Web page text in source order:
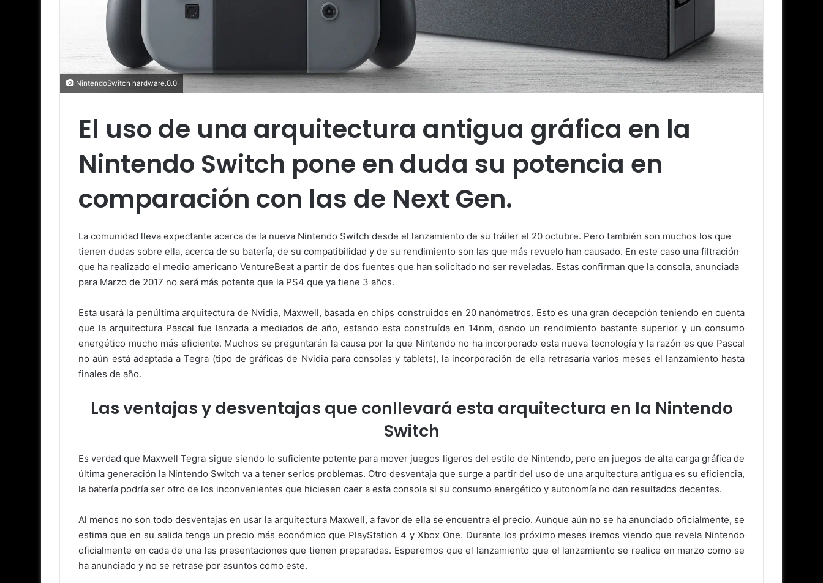
NintendoSwitch hardware.0.0
El uso de una arquitectura antigua gráfica en la
Nintendo Switch pone en duda su potencia en
comparación con las de Next Gen.
La comunidad lleva expectante acerca de la nueva Nintendo Switch desde el lanzamiento de su tráiler el 20 octubre. Pero también son muchos los que
tienen dudas sobre ella, acerca de su batería, de su compatibilidad y de su rendimiento son las que más revuelo han causado. En este caso una filtración
que ha realizado el medio americano VentureBeat a partir de dos fuentes que han solicitado no ser reveladas. Estas confirman que la consola, anunciada
para Marzo de 2017 no será más potente que la PS4 que ya tiene 3 años.
Esta usará la penúltima arquitectura de Nvidia, Maxwell, basada en chips construidos en 20 nanómetros. Esto es una gran decepción teniendo en cuenta
que la arquitectura Pascal fue lanzada a mediados de año, estando esta construída en 14nm, dando un rendimiento bastante superior y un consumo
energético mucho más eficiente. Muchos se preguntarán la causa por la que Nintendo no ha incorporado esta nueva tecnología y la razón es que Pascal
no aún está adaptada a Tegra (tipo de gráficas de Nvidia para consolas y tablets), la incorporación de ella retrasaría varios meses el lanzamiento hasta
finales de año.
Las ventajas y desventajas que conllevará esta arquitectura en la Nintendo
Switch
Es verdad que Maxwell Tegra sigue siendo lo suficiente potente para mover juegos ligeros del estilo de Nintendo, pero en juegos de alta carga gráfica de
última generación la Nintendo Switch va a tener serios problemas. Otro desventaja que surge a partir del uso de una arquitectura antigua es su eficiencia,
la batería podría ser otro de los inconvenientes que hiciesen caer a esta consola si su consumo energético y autonomía no dan resultados decentes.
Al menos no son todo desventajas en usar la arquitectura Maxwell, a favor de ella se encuentra el precio. Aunque aún no se ha anunciado oficialmente, se
estima que en su salida tenga un precio más económico que PlayStation 4 y Xbox One. Durante los próximo meses iremos viendo que revela Nintendo
oficialmente en cada de una las presentaciones que tienen preparadas. Esperemos que el lanzamiento que el lanzamiento se realice en marzo como se
ha anunciado y no se retrase por asuntos como este.